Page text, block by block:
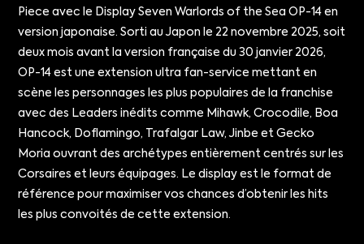
Piece avec le Display Seven Warlords of the Sea OP-14 en
version japonaise. Sorti au Japon le 22 novembre 2025, soit
deux mois avant la version française du 30 janvier 2026,
OP-14 est une extension ultra fan-service mettant en
scène les personnages les plus populaires de la franchise
avec des Leaders inédits comme Mihawk, Crocodile, Boa
Hancock, Doflamingo, Trafalgar Law, Jinbe et Gecko
Moria ouvrant des archétypes entièrement centrés sur les
Corsaires et leurs équipages. Le display est le format de
référence pour maximiser vos chances d’obtenir les hits
les plus convoités de cette extension.